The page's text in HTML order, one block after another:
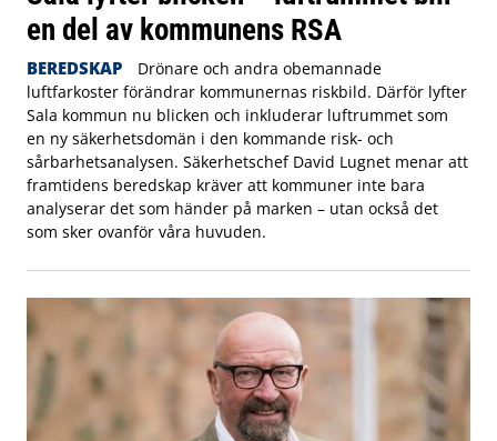
en del av kommunens RSA
BEREDSKAP
Drönare och andra obemannade
luftfarkoster förändrar kommunernas riskbild. Därför lyfter
Sala kommun nu blicken och inkluderar luftrummet som
en ny säkerhetsdomän i den kommande risk- och
sårbarhetsanalysen. Säkerhetschef David Lugnet menar att
framtidens beredskap kräver att kommuner inte bara
analyserar det som händer på marken – utan också det
som sker ovanför våra huvuden.